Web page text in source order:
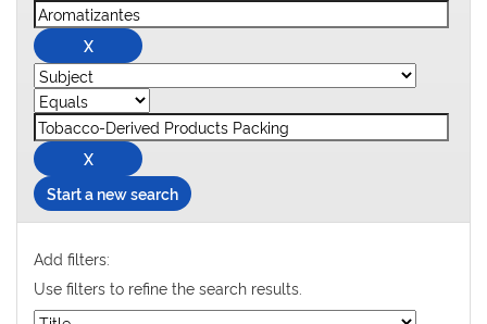
Start a new search
Add filters:
Use filters to refine the search results.